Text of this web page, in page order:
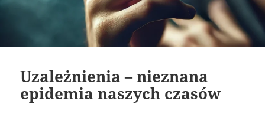
Uzależnienia – nieznana
epidemia naszych czasów